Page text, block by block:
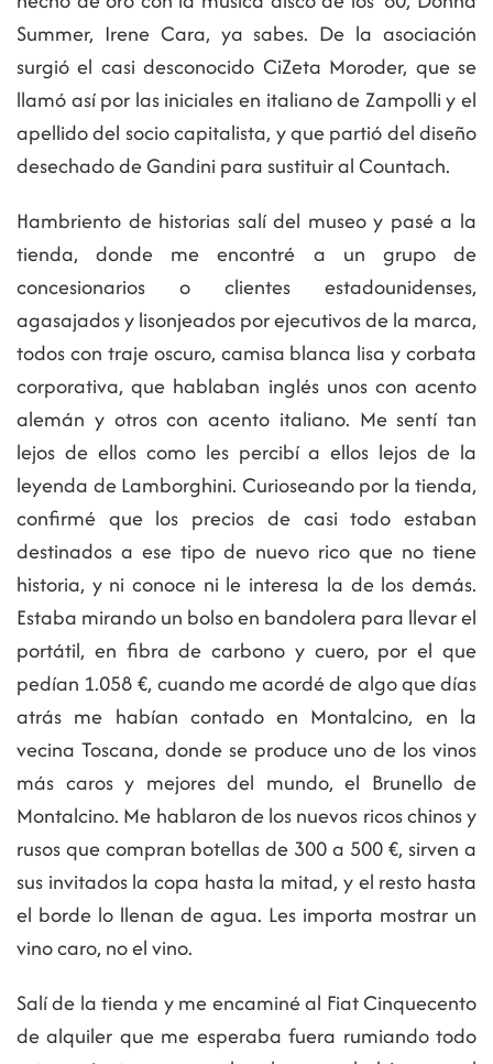
Summer, Irene Cara, ya sabes. De la asociación
surgió el casi desconocido CiZeta Moroder, que se
llamó así por las iniciales en italiano de Zampolli y el
apellido del socio capitalista, y que partió del diseño
desechado de Gandini para sustituir al Countach.
Hambriento de historias salí del museo y pasé a la
tienda, donde me encontré a un grupo de
concesionarios o clientes estadounidenses,
agasajados y lisonjeados por ejecutivos de la marca,
todos con traje oscuro, camisa blanca lisa y corbata
corporativa, que hablaban inglés unos con acento
alemán y otros con acento italiano. Me sentí tan
lejos de ellos como les percibí a ellos lejos de la
leyenda de Lamborghini. Curioseando por la tienda,
confirmé que los precios de casi todo estaban
destinados a ese tipo de nuevo rico que no tiene
historia, y ni conoce ni le interesa la de los demás.
Estaba mirando un bolso en bandolera para llevar el
portátil, en fibra de carbono y cuero, por el que
pedían 1.058 €, cuando me acordé de algo que días
atrás me habían contado en Montalcino, en la
vecina Toscana, donde se produce uno de los vinos
más caros y mejores del mundo, el Brunello de
Montalcino. Me hablaron de los nuevos ricos chinos y
rusos que compran botellas de 300 a 500 €, sirven a
sus invitados la copa hasta la mitad, y el resto hasta
el borde lo llenan de agua. Les importa mostrar un
vino caro, no el vino.
Salí de la tienda y me encaminé al Fiat Cinquecento
de alquiler que me esperaba fuera rumiando todo